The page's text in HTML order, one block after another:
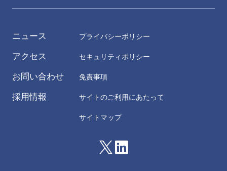
パートナー 二重橋オフィス
パートナー
ニュース
アクセス
お問い合わせ
採用情報
プライバシーポリシー
セキュリティポリシー
免責事項
サイトのご利用にあたって
サイトマップ